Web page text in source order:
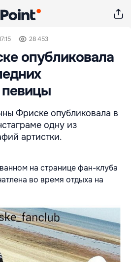
28 453
опубликовала
Фриске опубликовала в
одну из
артистки.
на странице фан-клуба
во время отдыха на